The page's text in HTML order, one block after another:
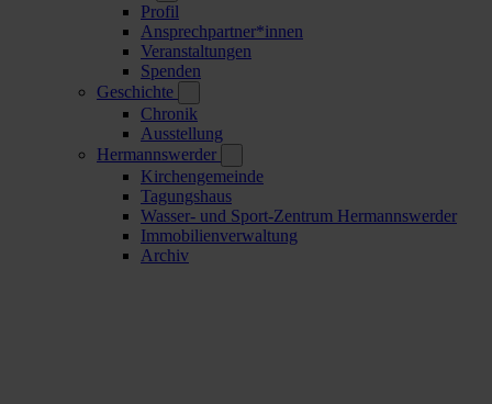
Profil
Ansprechpartner*innen
Veranstaltungen
Spenden
Geschichte
Chronik
Ausstellung
Hermannswerder
Kirchengemeinde
Tagungshaus
Wasser- und Sport-Zentrum Hermannswerder
Immobilienverwaltung
Archiv